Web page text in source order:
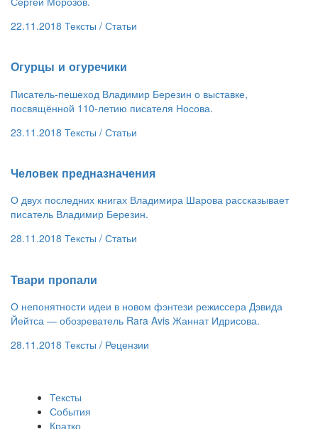
22.11.2018 Тексты / Статьи
​Огурцы и огуречики
Писатель-пешеход Владимир Березин о выставке,
посвящённой 110-летию писателя Носова.
23.11.2018 Тексты / Статьи
​Человек предназначения
О двух последних книгах Владимира Шарова рассказывает
писатель Владимир Березин.
28.11.2018 Тексты / Статьи
Твари пропали
О непонятности идеи в новом фэнтези режиссера Дэвида
Йейтса — обозреватель Rara Avis Жаннат Идрисова.
28.11.2018 Тексты / Рецензии
Тексты
События
Кратко